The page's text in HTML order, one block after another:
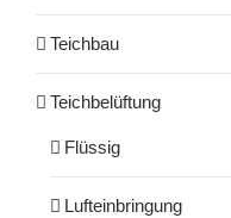
Teichbau
Teichbelüftung
Flüssig
Lufteinbringung